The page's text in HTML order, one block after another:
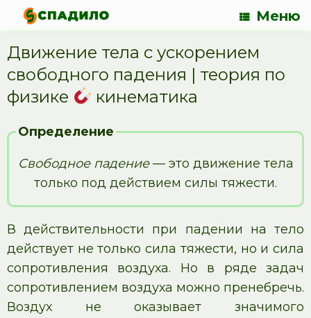
Меню
Движение тела с ускорением
свободного падения | теория по
физике
кинематика
Определение
Свободное падение— это движение тела
только под действием силы тяжести.
В действительности при падении на тело
действует не только сила тяжести, но и сила
сопротивления воздуха. Но в ряде задач
сопротивлением воздуха можно пренебречь.
Воздух не оказывает значимого